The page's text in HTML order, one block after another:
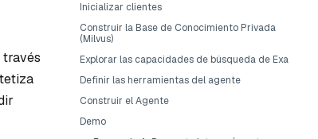
través
Inicializar clientes
Construir la Base de Conocimiento Privada
(Milvus)
Explorar las capacidades de búsqueda de Exa
Definir las herramientas del agente
Construir el Agente
Demo